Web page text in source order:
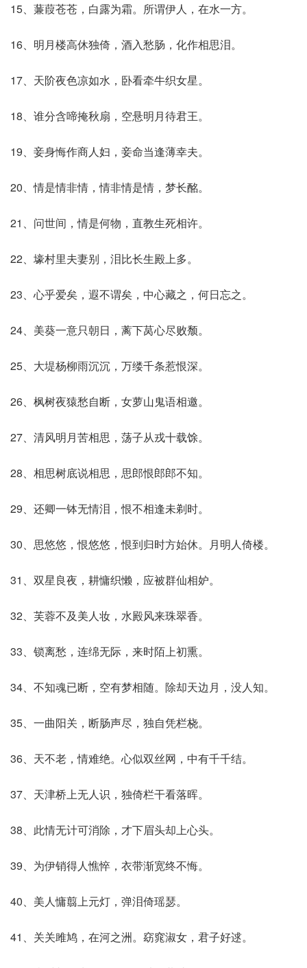
15、蒹葭苍苍，白露为霜。所谓伊人，在水一方。
16、明月楼高休独倚，酒入愁肠，化作相思泪。
17、天阶夜色凉如水，卧看牵牛织女星。
18、谁分含啼掩秋扇，空悬明月待君王。
19、妾身悔作商人妇，妾命当逢薄幸夫。
20、情是情非情，情非情是情，梦长酩。
21、问世间，情是何物，直教生死相许。
22、壕村里夫妻别，泪比长生殿上多。
23、心乎爱矣，遐不谓矣，中心藏之，何日忘之。
24、美葵一意只朝日，蓠下莴心尽败颓。
25、大堤杨柳雨沉沉，万缕千条惹恨深。
26、枫树夜猿愁自断，女萝山鬼语相邀。
27、清风明月苦相思，荡子从戎十载馀。
28、相思树底说相思，思郎恨郎郎不知。
29、还卿一钵无情泪，恨不相逢未剃时。
30、思悠悠，恨悠悠，恨到归时方始休。月明人倚楼。
31、双星良夜，耕慵织懒，应被群仙相妒。
32、芙蓉不及美人妆，水殿风来珠翠香。
33、锁离愁，连绵无际，来时陌上初熏。
34、不知魂已断，空有梦相随。除却天边月，没人知。
35、一曲阳关，断肠声尽，独自凭栏桡。
36、天不老，情难绝。心似双丝网，中有千千结。
37、天津桥上无人识，独倚栏干看落晖。
38、此情无计可消除，才下眉头却上心头。
39、为伊销得人憔悴，衣带渐宽终不悔。
40、美人慵翦上元灯，弹泪倚瑶瑟。
41、关关雎鸠，在河之洲。窈窕淑女，君子好逑。